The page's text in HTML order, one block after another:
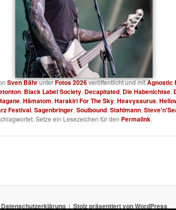
Sven BährunterFotos 2026veröffentlicht und mitAgnostic
, Black Label Society, Decapitated, Die Habenichtse,
, Hämatom, Harakiri For The Sky, Heavysaurus,
Festival, Sagenbringer, Soulbound, Stahlmann,
Setze ein Lesezeichen für den Permalink.
Datenschutzerklärung Stolz präsentiert von WordPress